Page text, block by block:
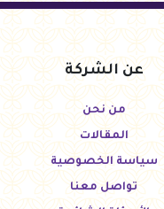
عن الشركة
من نحن
المقالات
سياسة الخصوصية
تواصل معنا